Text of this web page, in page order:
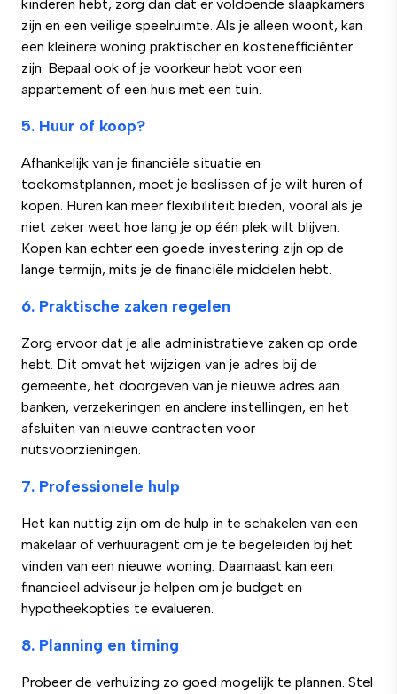
kinderen hebt, zorg dan dat er voldoende slaapkamers
zijn en een veilige speelruimte. Als je alleen woont, kan
een kleinere woning praktischer en kostenefficiënter
zijn. Bepaal ook of je voorkeur hebt voor een
appartement of een huis met een tuin.
5. Huur of koop?
Afhankelijk van je financiële situatie en
toekomstplannen, moet je beslissen of je wilt huren of
kopen. Huren kan meer flexibiliteit bieden, vooral als je
niet zeker weet hoe lang je op één plek wilt blijven.
Kopen kan echter een goede investering zijn op de
lange termijn, mits je de financiële middelen hebt.
6. Praktische zaken regelen
Zorg ervoor dat je alle administratieve zaken op orde
hebt. Dit omvat het wijzigen van je adres bij de
gemeente, het doorgeven van je nieuwe adres aan
banken, verzekeringen en andere instellingen, en het
afsluiten van nieuwe contracten voor
nutsvoorzieningen.
7. Professionele hulp
Het kan nuttig zijn om de hulp in te schakelen van een
makelaar of verhuuragent om je te begeleiden bij het
vinden van een nieuwe woning. Daarnaast kan een
financieel adviseur je helpen om je budget en
hypotheekopties te evalueren.
8. Planning en timing
Probeer de verhuizing zo goed mogelijk te plannen. Stel